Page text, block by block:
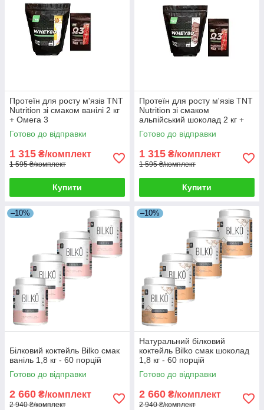
Протеїн для росту м'язів TNT
Nutrition зі смаком ванілі 2 кг
+ Омега 3
Готово до відправки
1 315 ₴/комплект
1 595 ₴/комплект
Купити
Протеїн для росту м'язів TNT
Nutrition зі смаком
альпійський шоколад 2 кг +
Омега 3
Готово до відправки
1 315 ₴/комплект
1 595 ₴/комплект
Купити
–10%
Білковий коктейль Bilko смак
ваніль 1,8 кг - 60 порцій
Готово до відправки
2 660 ₴/комплект
2 940 ₴/комплект
–10%
Натуральний білковий
коктейль Bilko смак шоколад
1,8 кг - 60 порцій
Готово до відправки
2 660 ₴/комплект
2 940 ₴/комплект